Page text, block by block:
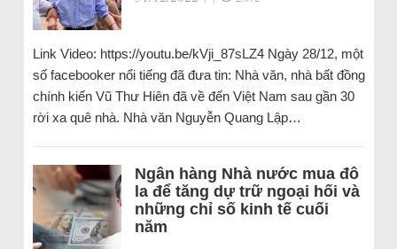
Link Video: https://youtu.be/kVji_87sLZ4 Ngày 28/12, một
số facebooker nổi tiếng đã đưa tin: Nhà văn, nhà bất đồng
chính kiến Vũ Thư Hiên đã về đến Việt Nam sau gần 30
rời xa quê nhà. Nhà văn Nguyễn Quang Lập…
Ngân hàng Nhà nước mua đô
la để tăng dự trữ ngoại hối và
những chỉ số kinh tế cuối
năm